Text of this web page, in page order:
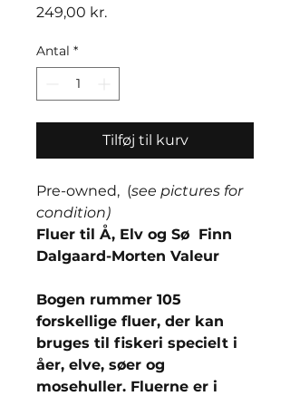
249,00 kr.Pris
Antal *
Tilføj til kurv
Pre-owned, (see pictures for
condition)
Fluer til Å, Elv og Sø Finn
Dalgaard-Morten Valeur
Bogen rummer 105
forskellige fluer, der kan
bruges til fiskeri specielt i
åer, elve, søer og
mosehuller. Fluerne er i